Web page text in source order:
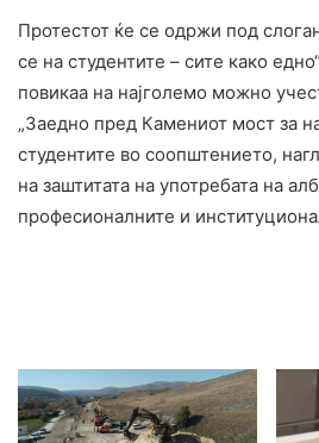
Протестот ќе се одржи под
се на студентите – сите како
повикаа на најголемо можно
„Заедно пред Камениот мост за
студентите во соопштението,
на заштитата на употребата на
професионалните и